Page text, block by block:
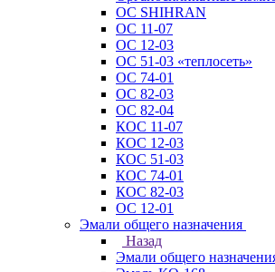
ОС SHIHRAN
ОС 11-07
ОС 12-03
ОС 51-03 «теплосеть»
ОС 74-01
ОС 82-03
ОС 82-04
КОС 11-07
КОС 12-03
КОС 51-03
КОС 74-01
КОС 82-03
ОС 12-01
Эмали общего назначения
Назад
Эмали общего